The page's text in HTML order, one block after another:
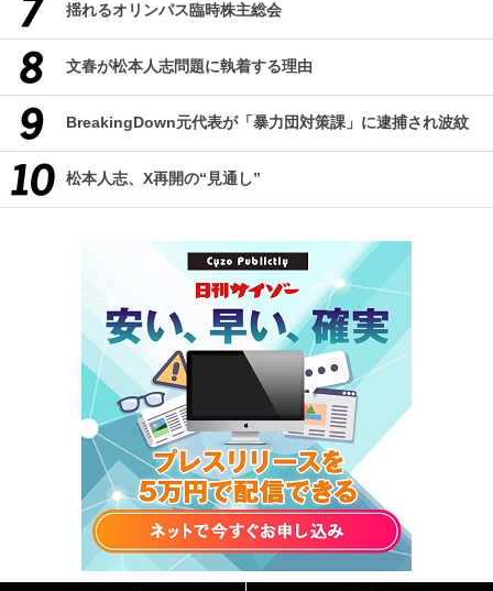
揺れるオリンパス臨時株主総会
文春が松本人志問題に執着する理由
BreakingDown元代表が「暴力団対策課」に逮捕され波紋
松本人志、X再開の“見通し”